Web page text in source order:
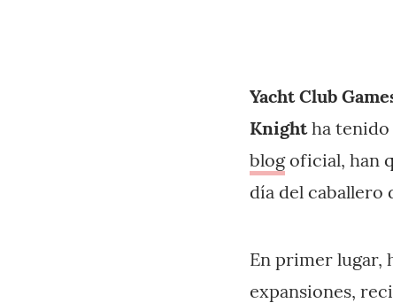
Yacht Club
Knightha tenido
blogoficial, han
día del caballero
En primer lugar,
expansiones,